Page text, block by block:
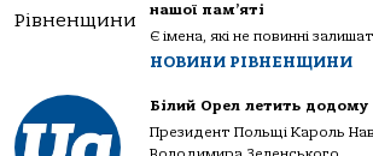
нашої пам’яті
Є імена, які не повинні
НОВИНИ РІВНЕНЩИНИ
Білий Орел летить додому
Президент Польщі Кароль